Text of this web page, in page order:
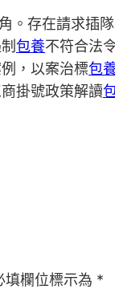
。存在請求
包養不符合法
，以案治標包
掛號政策解讀
填欄位標示為 *